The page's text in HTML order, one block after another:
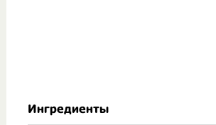
Ингредиенты